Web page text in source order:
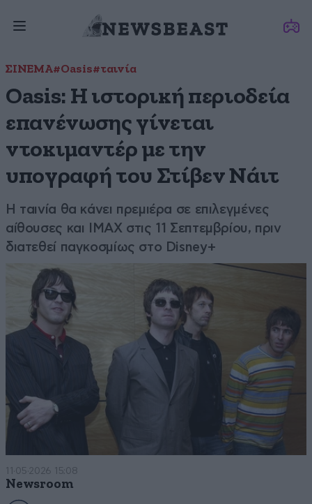
ΣΙΝΕΜΑ#Oasis#ταινία
Oasis: Η ιστορική περιοδεία
επανένωσης γίνεται
ντοκιμαντέρ με την
υπογραφή του Στίβεν Νάιτ
Η ταινία θα κάνει πρεμιέρα σε επιλεγμένες
αίθουσες και IMAX στις 11 Σεπτεμβρίου, πριν
διατεθεί παγκοσμίως στο Disney+
11·05·2026 15:08
Newsroom